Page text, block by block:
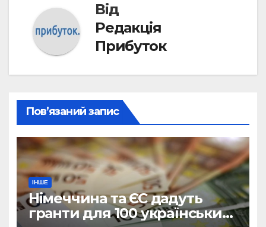
Від
Редакція
Прибуток
Пов’язаний запис
ІНШЕ
Німеччина та ЄС дадуть
гранти для 100 українських